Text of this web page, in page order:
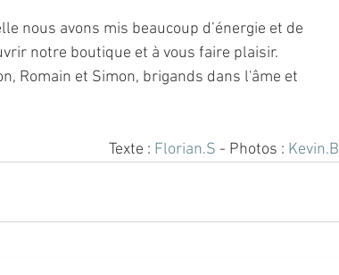
nous avons mis beaucoup d’énergie et de
notre boutique et à vous faire plaisir.
Romain et Simon, brigands dans l'âme et
Texte : Florian.S - Photos : Kevin.B